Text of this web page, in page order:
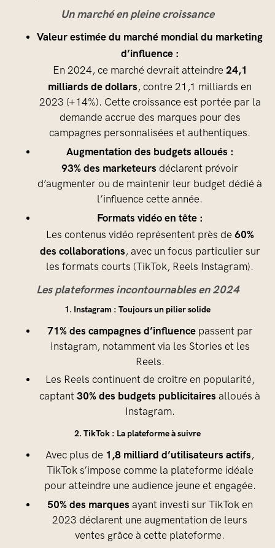
Un marché en pleine croissance
Valeur estimée du marché mondial du marketing
d’influence :
En 2024, ce marché devrait atteindre 24,1
milliards de dollars, contre 21,1 milliards en
2023 (+14%). Cette croissance est portée par la
demande accrue des marques pour des
campagnes personnalisées et authentiques.
Augmentation des budgets alloués :
93% des marketeurs déclarent prévoir
d’augmenter ou de maintenir leur budget dédié à
l’influence cette année.
Formats vidéo en tête :
Les contenus vidéo représentent près de 60%
des collaborations, avec un focus particulier sur
les formats courts (TikTok, Reels Instagram).
Les plateformes incontournables en 2024
1. Instagram : Toujours un pilier solide
71% des campagnes d’influencepassent par
Instagram, notamment via les Stories et les
Reels.
Les Reels continuent de croître en popularité,
captant 30% des budgets publicitaires alloués à
Instagram.
2. TikTok : La plateforme à suivre
Avec plus de 1,8 milliard d’utilisateurs actifs,
TikTok s’impose comme la plateforme idéale
pour atteindre une audience jeune et engagée.
50% des marques ayant investi sur TikTok en
2023 déclarent une augmentation de leurs
ventes grâce à cette plateforme.